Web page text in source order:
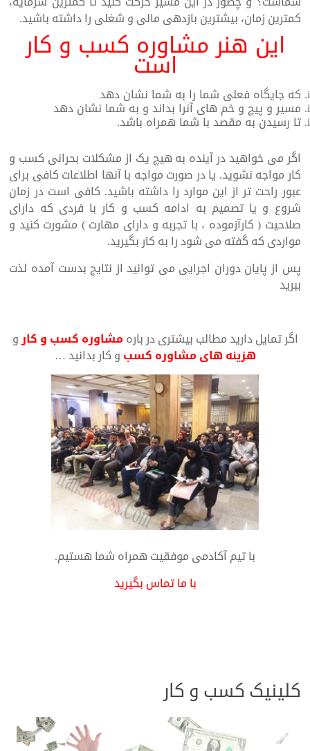
کمترین زمان، بیشترین بازدهی مالی و شغلی را داشته باشید.
این هنر مشاوره کسب و کار
است
که جایگاه فعلی شما را به شما نشان دهد
مسیر و پیچ و خم های آنرا بداند و به شما نشان دهد
تا رسیدن به مقصد با شما همراه باشد.
اگر می خواهید در آینده به هیچ یک از مشکلات بحرانی کسب و
کار مواجه نشوید. یا در صورت مواجه با آنها اطلاعات کافی برای
عبور راحت تر از این موارد را داشته باشید. کافی است در زمان
شروع و یا تصمیم به ادامه کسب و کار با فردی که دارای
صلاحیت ( کارآزموده ، با تجربه و دارای مهارت ) مشورت کنید و
مواردی که گفته می شود را به کار بگیرید.
پس از پایان دوران اجرایی می توانید از نتایج بدست آمده لذت
ببرید
اگر تمایل دارید مطالب بیشتری در بارهمشاوره کسب و کارو
هزینه های مشاوره کسبو کار بدانید …
با تیم آکادمی موفقیت همراه شما هستیم.
با ما تماس بگیرید
کلینیک کسب و کار